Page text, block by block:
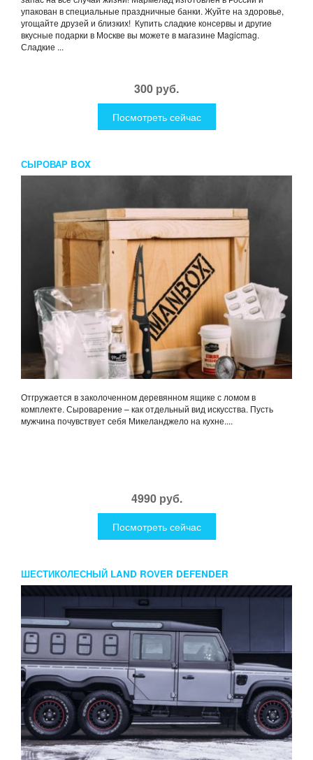
упакован в специальные праздничные банки. Жуйте на здоровье,
угощайте друзей и близких! Купить сладкие консервы и другие
вкусные подарки в Москве вы можете в магазине Magicmag.
Сладкие ...
300 руб.
Посмотреть сейчас
СЫРОВАР BOX
Отгружается в заколоченном деревянном ящике с ломом в
комплекте. Сыроварение – как отдельный вид искусства. Пусть
мужчина почувствует себя Микеланджело на кухне....
4990 руб.
Посмотреть сейчас
ШЕСТИКОЛЕСНЫЙ LAND ROVER DEFENDER